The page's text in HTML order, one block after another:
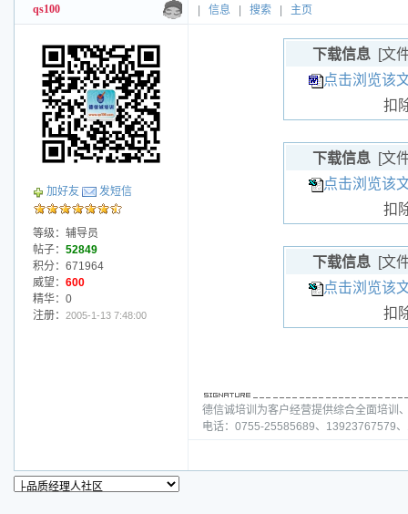
qs100 信息 搜索 主页
加好友 发短信
等级：辅导员
帖子： 52849
积分：671964
威望： 600
精华：0
注册： 2005-1-13 7:48:00
下载信息[文
点击浏览该
扣
下载信息[文
点击浏览该
扣
下载信息[文
点击浏览该
扣
德信诚培训为客户经营提供综合全面培训
电话：0755-25585689、13923767579